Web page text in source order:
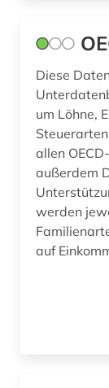
waren (3)
welt (2)
Diese
um Löhne,
allen
außerdem
werden
auf